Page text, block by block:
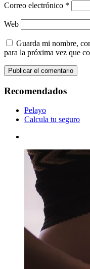
Correo electrónico *
Web
Guarda mi nombre,
para la próxima vez que
Recomendados
Pelayo
Calcula tu seguro